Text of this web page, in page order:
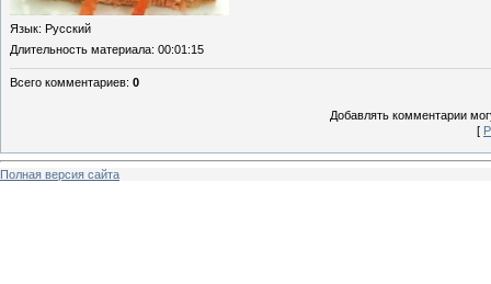
Язык: Русский
Длительность материала: 00:01:15
Всего комментариев: 0
Добавлять комментарии
[
Полная версия сайта